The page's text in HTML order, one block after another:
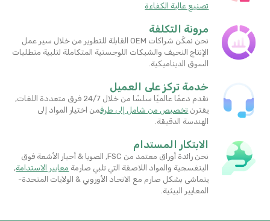
تصنيع عالية الكفاءة
مرونة التكلفة
نحن نمكّن شراكات OEM القابلة للتطوير من خلال سير عمل
الإنتاج النحيف والشبكات اللوجستية المتكاملة لتلبية متطلبات
السوق الديناميكية.
خدمة تركز على العميل
نقدم دعمًا عالميًا سلسًا من خلال 24/7 فرق متعددة اللغات,
يقترن تخصيص من شامل إلى طرفمن اختيار المواد إلى
الهندسة الدقيقة.
الابتكار المستدام
نحن رائدة أوراق معتمد من FSC, الصويا & أحبار الأشعة فوق
البنفسجية والمواد اللاصقة التي تلبي صارمةمعايير الاستدامة ​,
يتماشى بشكل صارم مع الاتحاد الأوروبي & الولايات المتحدة-
المعايير البيئية.